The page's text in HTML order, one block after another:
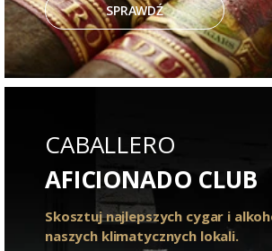
SPRAWDŹ
CABALLERO
AFICIONADO CLUB
Skosztuj najlepszych cygar i
naszych klimatycznych lokali.